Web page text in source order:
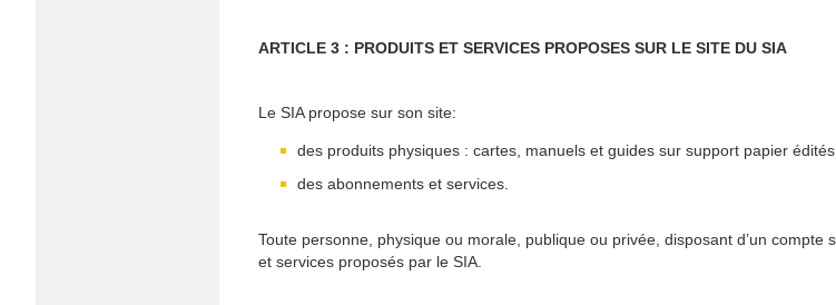
ARTICLE 3 : PRODUITS ET SERVICES PROPOSES SUR LE SITE DU SIA
Le SIA propose sur son site:
des produits physiques : cartes, manuels et guides sur support papier
des abonnements et services.
Toute personne, physique ou morale, publique ou privée, disposant d’un
et services proposés par le SIA.